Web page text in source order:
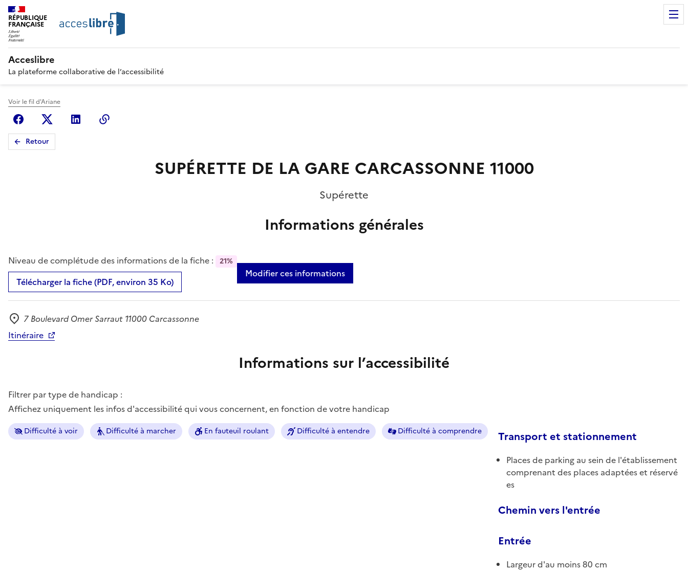
RÉPUBLIQUE
FRANÇAISE
Acceslibre
La plateforme collaborative de l’accessibilité
Voir le fil d'Ariane
FacebookX (anciennement Twitter)
Linkedin
Retour
SUPÉRETTE DE LA GARE CARCASSONNE 11000
Supérette
Informations générales
Niveau de complétude des informations de la fiche : 21%
Télécharger la fiche (PDF, environ 35 Ko)
Modifier ces informations
Adresse
7 Boulevard Omer Sarraut 11000 Carcassonne
Itinéraire
Informations sur l’accessibilité
Filtrer par type de handicap :
Affichez uniquement les infos d'accessibilité qui vous concernent, en fonction de votre handicap
Difficulté à voir Difficulté à marcher En fauteuil roulant Difficulté à entendre Difficulté à comprendre Transport et stationnement
Places de parking au sein de l'établissement
comprenant des places adaptées et réservé
es
Chemin vers l'entrée
Entrée
Largeur d'au moins 80 cm